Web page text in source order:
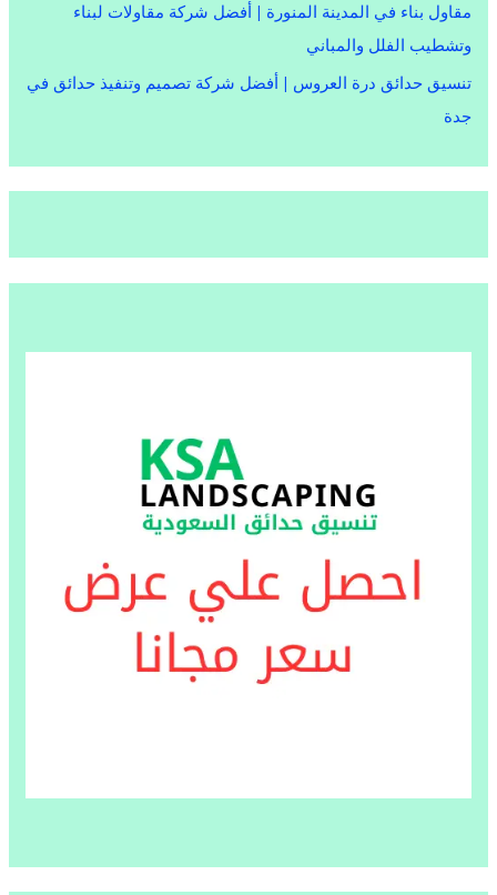
مقاول بناء في المدينة المنورة | أفضل شركة مقاولات لبناء
وتشطيب الفلل والمباني
تنسيق حدائق درة العروس | أفضل شركة تصميم وتنفيذ حدائق في
جدة